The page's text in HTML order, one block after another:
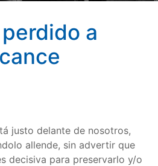
a
justo delante de nosotros,
allende, sin advertir que
decisiva para preservarlo y/o